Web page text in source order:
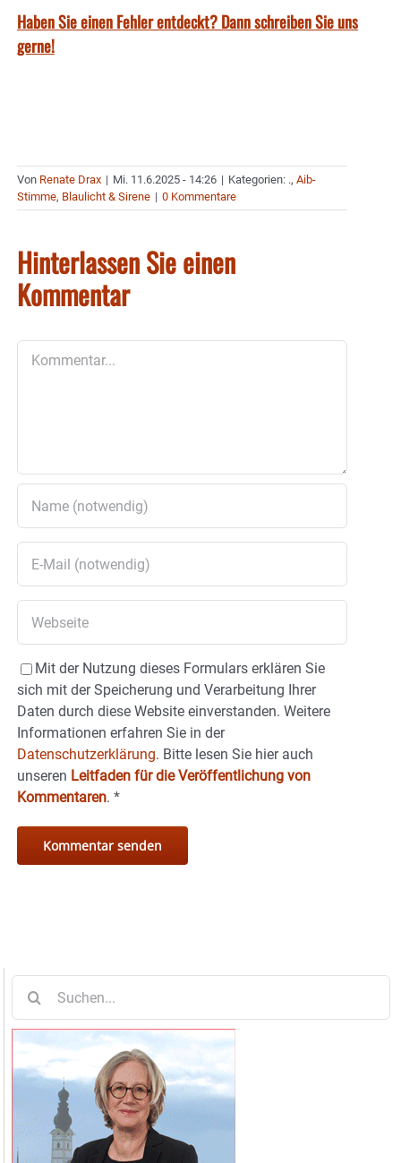
Haben Sie einen Fehler entdeckt? Dann schreiben Sie uns
gerne!
Von Renate Drax | Mi. 11.6.2025 - 14:26 | Kategorien: ., Aib-
Stimme, Blaulicht & Sirene | 0 Kommentare
Hinterlassen Sie einen
Kommentar
Mit der Nutzung dieses Formulars erklären Sie
sich mit der Speicherung und Verarbeitung Ihrer
Daten durch diese Website einverstanden. Weitere
Informationen erfahren Sie in der
Datenschutzerklärung. Bitte lesen Sie hier auch
unseren Leitfaden für die Veröffentlichung von
Kommentaren. *
nach: